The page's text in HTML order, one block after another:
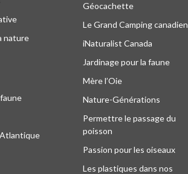
nature
Géocachette
Le Grand Camping canadien
iNaturalist Canada
Jardinage pour la faune
Mère l’Oie
Nature-Générations
Permettre le passage du
poisson
Passion pour les oiseaux
Les plastiques dans nos